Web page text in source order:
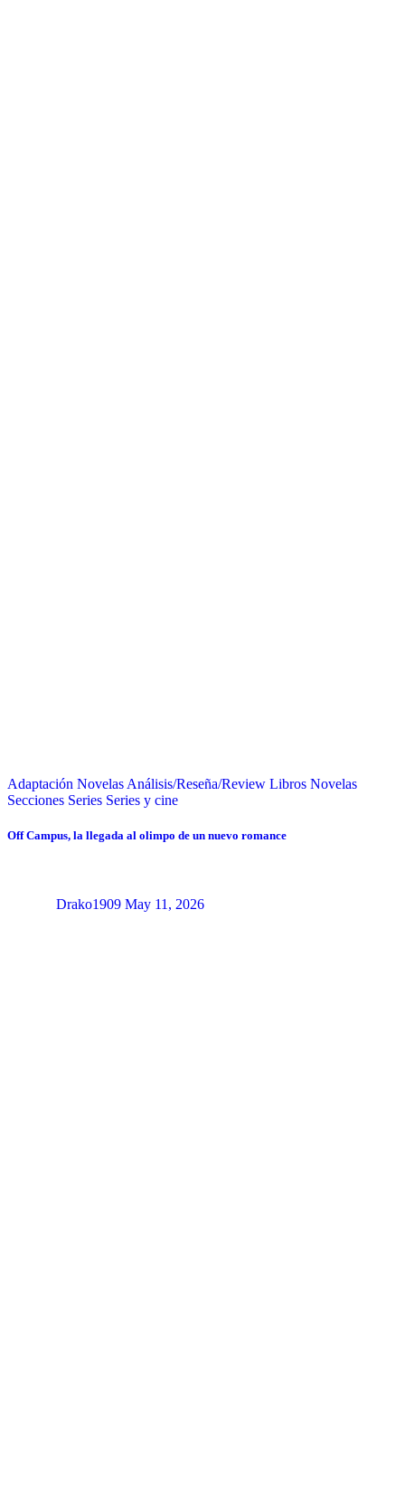
Adaptación Novelas Análisis/Reseña/Review Libros Novelas
Secciones Series Series y cine
Off Campus, la llegada al olimpo de un nuevo romance
Drako1909 May 11, 2026